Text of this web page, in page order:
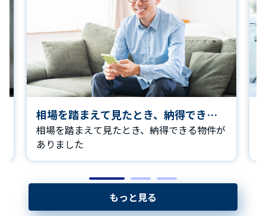
相場を踏まえて見たとき、納得できる
物件がありました
相場を踏まえて見たとき、納得できる物件が
ありました
もっと見る